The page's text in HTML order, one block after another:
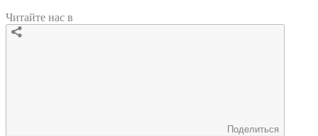
Читайте нас в
Поделиться